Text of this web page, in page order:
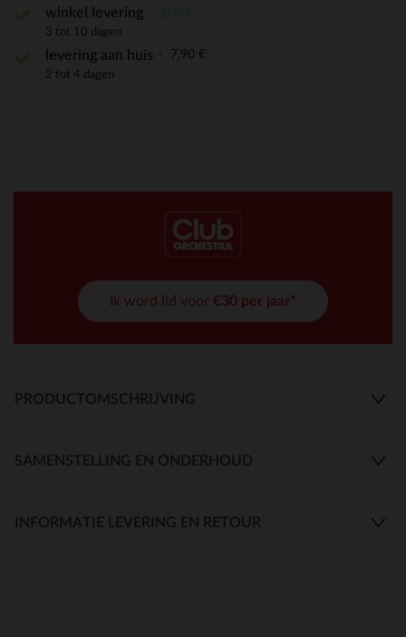
winkel levering
3 tot 10 dagen
levering aan huis 7,90 €
2 tot 4 dagen
Ik word lid voor €30 per jaar*
PRODUCTOMSCHRIJVING
SAMENSTELLING EN ONDERHOUD
INFORMATIE LEVERING EN RETOUR